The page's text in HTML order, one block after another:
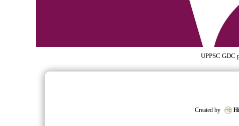
UPPSC GDC
Created by